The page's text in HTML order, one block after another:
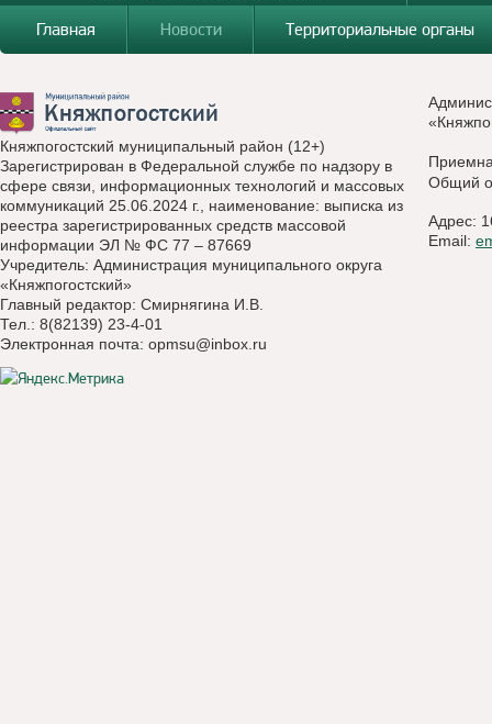
Главная
Новости Территориальные органы
Княжпогостский муниципальный район (12+)
Зарегистрирован в Федеральной службе по надзору в
сфере связи, информационных технологий и массовых
коммуникаций 25.06.2024 г., наименование: выписка из
реестра зарегистрированных средств массовой
информации ЭЛ № ФС 77 – 87669
Учредитель: Администрация муниципального округа
«Княжпогостский»
Главный редактор: Смирнягина И.В.
Тел.: 8(82139) 23-4-01
Электронная почта: opmsu@inbox.ru
Общий
Адрес:
Email: